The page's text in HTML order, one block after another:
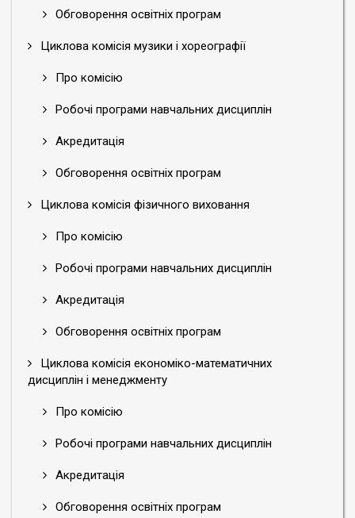
Обговорення освітніх програм
Циклова комісія музики і хореографії
Про комісію
Робочі програми навчальних дисциплін
Акредитація
Обговорення освітніх програм
Циклова комісія фізичного виховання
Про комісію
Робочі програми навчальних дисциплін
Акредитація
Обговорення освітніх програм
Циклова комісія економіко-математичних
дисциплін і менеджменту
Про комісію
Робочі програми навчальних дисциплін
Акредитація
Обговорення освітніх програм